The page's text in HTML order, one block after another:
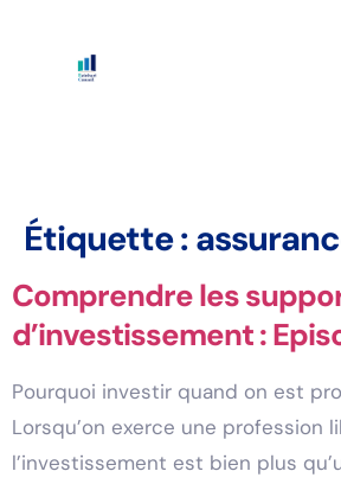
Étiquette :
Comprendre les
d’investissement :
Pourquoi investir quand on est
Lorsqu’on exerce une profession
l’investissement est bien plus